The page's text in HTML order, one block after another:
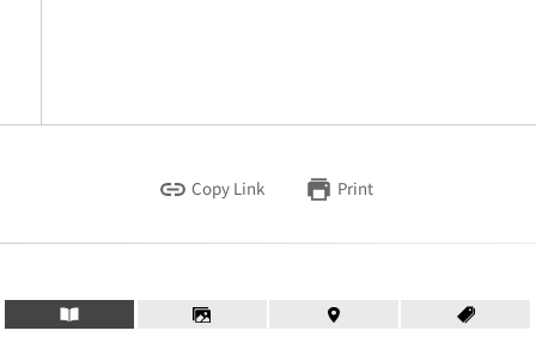
Copy Link Print